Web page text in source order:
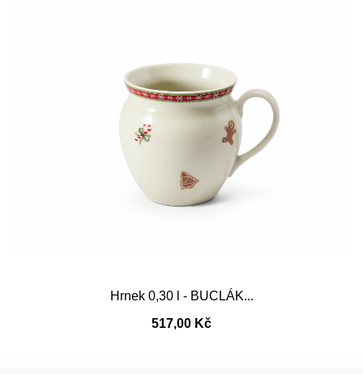
Hrnek 0,30 l - BUCLÁK...
517,00 Kč